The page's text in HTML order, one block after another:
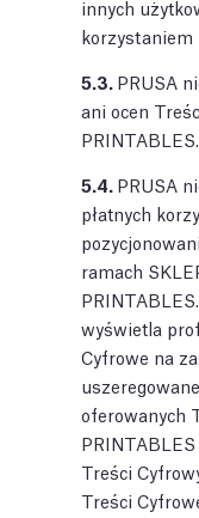
innych
korzystaniem
5.3. PRUSA
ani ocen
PRINTABLES.
5.4. PRUSA
płatnych
ramach
wyświetla
Cyfrowe na
oferowanych
Treści
Treści